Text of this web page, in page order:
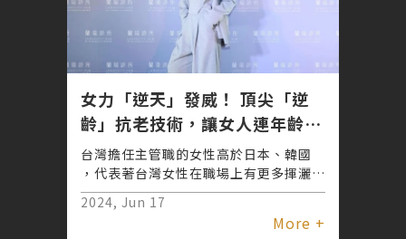
女力「逆天」發威！ 頂尖「逆
齡」抗老技術，讓女人連年齡也
能自己做主
台灣擔任主管職的女性高於日本、韓國
，代表著台灣女性在職場上有更多揮灑空
間，也有能力過更好的生活—包括自己想
要的「美麗」。 過去想到「醫美」、
「抗老」，大多數人想到的是在臉上下功
2024, Jun 17
More +